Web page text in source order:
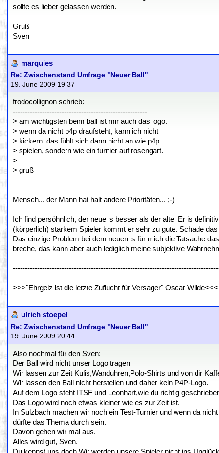
sollte es lieber gelassen werden.
Gruß
Sven
marquies
Re: Zwischenstand Umfrage "Neuer Ball"
19. June 2009 19:37
frodocollignon schrieb:
-------------------------------------------------------
> am wichtigsten beim ball ist mir auch das logo.
> wenn da nicht p4p draufsteht, kann ich nicht
> kickern. das fühlt sich dann nicht an wie p4p
> spielen, sondern wie ein turnier auf rosengart.
>
> gruß
Mensch... der Mann hat halt andere Prioritäten... ;-)
Ich find persöhnlich, der neue is besser als der alte. Er is
(körperlich) starkem Spieler kommt er sehr zu gute. Schade
Das einzige Problem bei dem neuen is für mich die Tatsache
breche, das kann aber auch lediglich meine subjektive
>>>"Ehrgeiz ist die letzte Zuflucht für Versager" Oscar Wilde<<<
ulrich stoepel
Re: Zwischenstand Umfrage "Neuer Ball"
19. June 2009 20:44
Also nochmal für den Sven:
Der Ball wird nicht unser Logo tragen.
Wir lassen zur Zeit Kulis,Wanduhren,Polo-Shirts und von dir
Wir lassen den Ball nicht herstellen und daher kein P4P-Logo.
Auf dem Logo steht ITSF und Leonhart,wie du richtig
Das Logo wird noch etwas kleiner wie es zur Zeit ist.
In Sulzbach machen wir noch ein Test-Turnier und wenn da
dürfte das Thema durch sein.
Davon gehen wir mal aus.
Alles wird gut, Sven.